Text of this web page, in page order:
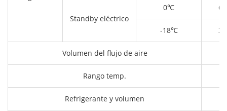
Standby eléctrico
0℃
-18℃
Volumen del flujo de aire
Rango temp.
Refrigerante y volumen